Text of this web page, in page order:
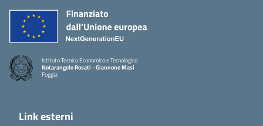
Istituto Tecnico Economico e Tecnologico
Notarangelo Rosati - Giannone Masi
Foggia
Link esterni